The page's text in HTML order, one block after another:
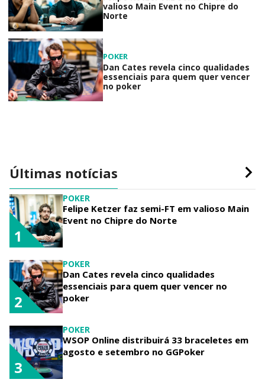
valioso Main Event no Chipre do
Norte
POKER
Dan Cates revela cinco qualidades
essenciais para quem quer vencer
no poker
Últimas notícias
POKER
Felipe Ketzer faz semi-FT em valioso Main
Event no Chipre do Norte
1
POKER
Dan Cates revela cinco qualidades
essenciais para quem quer vencer no
poker
2
POKER
WSOP Online distribuirá 33 braceletes em
agosto e setembro no GGPoker
3